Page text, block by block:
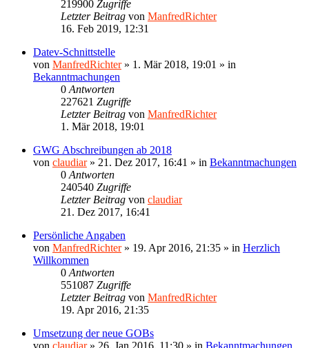
219900 Zugriffe
Letzter Beitrag von ManfredRichter
16. Feb 2019, 12:31
Datev-Schnittstelle
von ManfredRichter» 1. Mär 2018, 19:01 » in
Bekanntmachungen
0 Antworten
227621 Zugriffe
Letzter Beitrag von ManfredRichter
1. Mär 2018, 19:01
GWG Abschreibungen ab 2018
von claudiar» 21. Dez 2017, 16:41 » in Bekanntmachungen
0 Antworten
240540 Zugriffe
Letzter Beitrag von claudiar
21. Dez 2017, 16:41
Persönliche Angaben
von ManfredRichter» 19. Apr 2016, 21:35 » in Herzlich
Willkommen
0 Antworten
551087 Zugriffe
Letzter Beitrag von ManfredRichter
19. Apr 2016, 21:35
Umsetzung der neue GOBs
von claudiar» 26. Jan 2016, 11:30 » in Bekanntmachungen